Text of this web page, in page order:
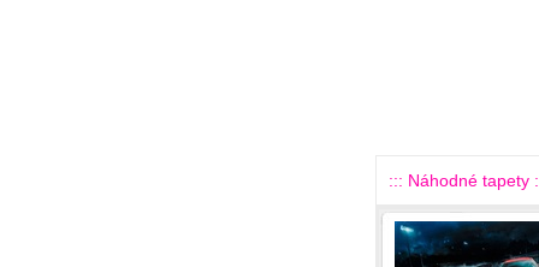
::: Náhodné tapety